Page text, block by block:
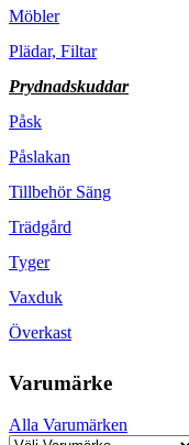
Möbler
Plädar, Filtar
Prydnadskuddar
Påsk
Påslakan
Tillbehör Säng
Trädgård
Tyger
Vaxduk
Överkast
Varumärke
Alla Varumärken